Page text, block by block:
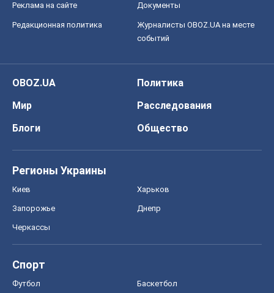
Реклама на сайте Документы
Редакционная политика
Журналисты OBOZ.UA на месте
событий
OBOZ.UA
Политика
Мир
Расследования
Блоги
Общество
Регионы Украины
Киев Харьков
Запорожье Днепр
Черкассы
Спорт
Футбол Баскетбол